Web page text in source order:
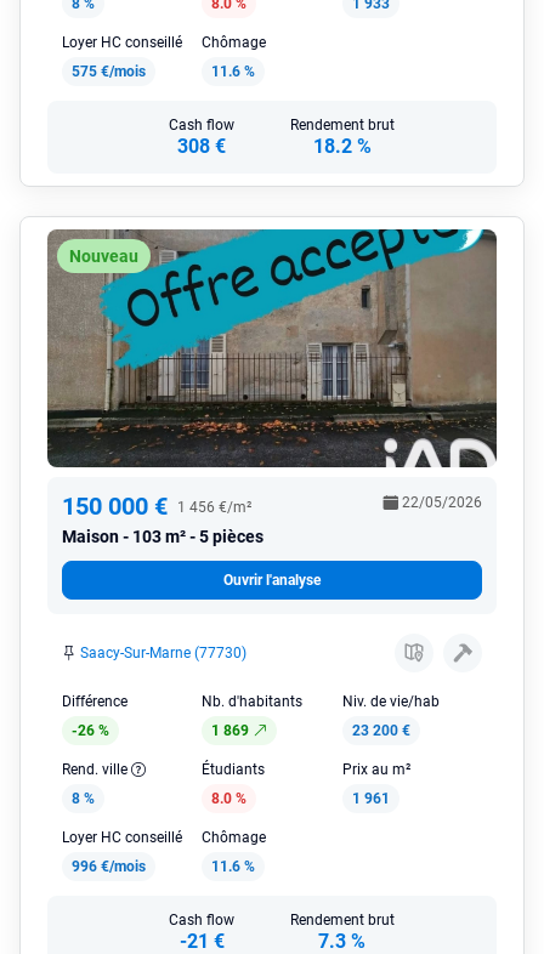
8 % 8.0 % 1 933
Loyer HC conseillé
575 €/mois
Chômage
11.6 %
Cash flow
308 €
Rendement brut
18.2 %
Nouveau
150 000 € 1 456 €/m²
Maison 103 m² - 5 pièces
22/05/2026
Ouvrir l'analyse
Saacy-Sur-Marne (77730)
Différence
-26 %
Nb. d'habitants
1 869
Niv. de vie/hab
23 200 €
Rend. ville
8 %
Étudiants
8.0 %
Prix au m²
1 961
Loyer HC conseillé
996 €/mois
Chômage
11.6 %
Cash flow
-21 €
Rendement brut
7.3 %